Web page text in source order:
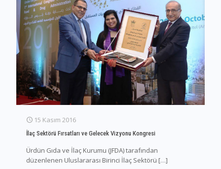
15 Kasım 2016
İlaç Sektörü Fırsatları ve Gelecek Vizyonu Kongresi
Ürdün Gıda ve İlaç Kurumu (JFDA) tarafından
düzenlenen Uluslararası Birinci İlaç Sektörü […]